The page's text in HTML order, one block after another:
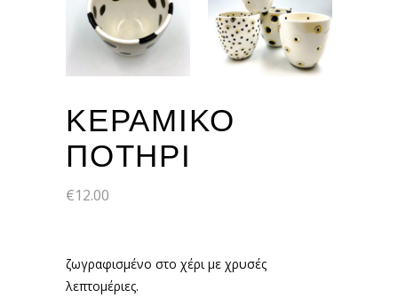
ΚΕΡΑΜΙΚΟ
ΠΟΤΗΡΙ
€12.00
ζωγραφισμένο στο χέρι με χρυσές
λεπτομέριες.